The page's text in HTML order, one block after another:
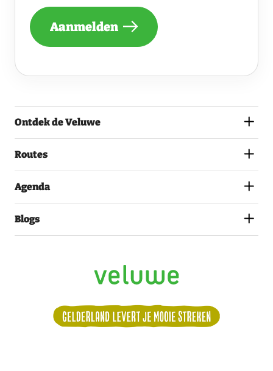
EEN
ONTVANGEN
EN
HET
Aanmelden
Ontdek de Veluwe
Routes
Agenda
Blogs